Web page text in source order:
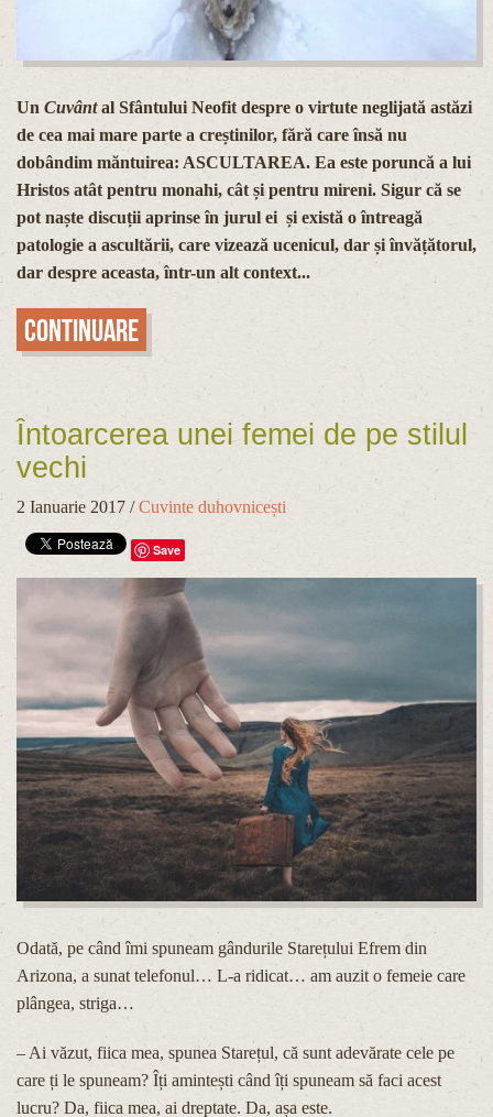
Un Cuvântal Sfântului Neofit despre o virtute neglijată astăzi
de cea mai mare parte a creștinilor, fără care însă nu
dobândim măntuirea: ASCULTAREA. Ea este poruncă a lui
Hristos atât pentru monahi, cât și pentru mireni. Sigur că se
pot naște discuții aprinse în jurul ei și există o întreagă
patologie a ascultării, care vizează ucenicul, dar și învățătorul,
dar despre aceasta, într-un alt context...
Continuare
Întoarcerea unei femei de pe stilul
vechi
2 Ianuarie 2017 /Cuvinte duhovnicești
Save
Odată, pe când îmi spuneam gândurile Starețului Efrem din
Arizona, a sunat telefonul… L-a ridicat… am auzit o femeie care
plângea, striga…
– Ai văzut, fiica mea, spunea Starețul, că sunt adevărate cele pe
care ți le spuneam? Îți amintești când îți spuneam să faci acest
lucru? Da, fiica mea, ai dreptate. Da, așa este.